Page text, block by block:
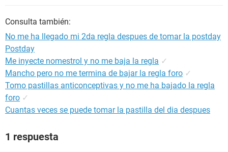
Consulta también:
No me ha llegado mi 2da regla despues de tomar la postday
Postday
Me inyecte nomestrol y no me baja la regla ✓
Mancho pero no me termina de bajar la regla foro ✓
Tomo pastillas anticonceptivas y no me ha bajado la regla
foro ✓
Cuantas veces se puede tomar la pastilla del dia despues
1 respuesta